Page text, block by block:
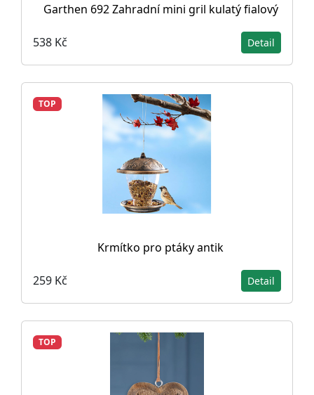
Garthen 692 Zahradní mini gril kulatý fialový
538 Kč Detail
TOP
Krmítko pro ptáky antik
259 Kč Detail
TOP